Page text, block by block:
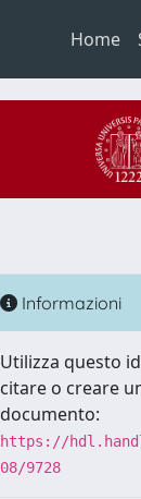
Home
Informazioni
Utilizza questo
citare o creare
documento:
https://
08/9728